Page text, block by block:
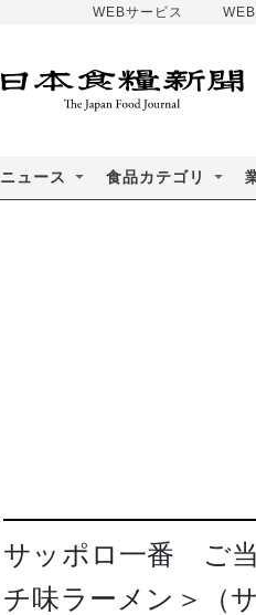
WEBサービス
ニュース 食品カテゴリ
サッポロ一番 ご
チ味ラーメン＞（